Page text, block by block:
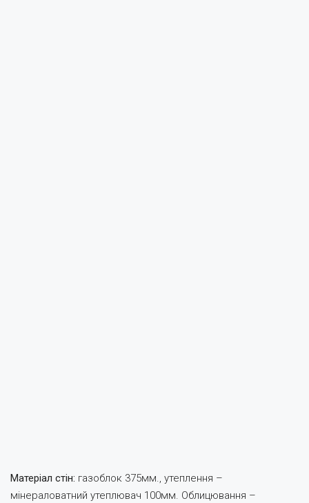
Матеріал стін: газоблок 375мм., утеплення –
мінераловатний утеплювач 100мм. Облицювання –